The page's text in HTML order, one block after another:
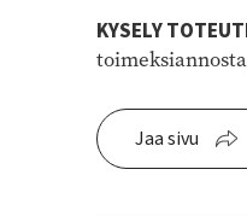
KYSELY
Jaa sivu